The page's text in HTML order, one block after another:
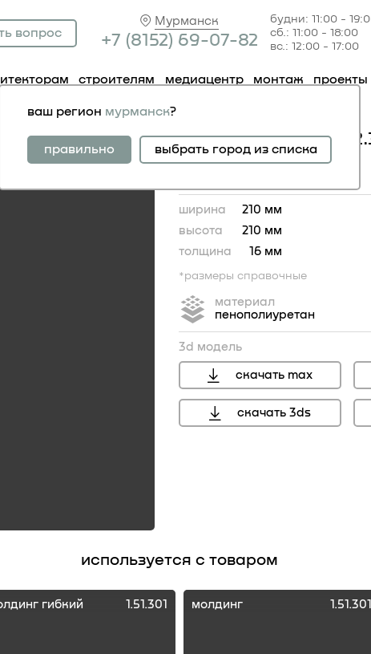
Мурманск
+7 (81 52) 69-07-82
будни: 11:00 -
сб.: 11:00 - 18:00
вс.: 12:00 - 17:00
вопрос
строителям медиацентр монтаж проекты
ваш регион мурманск?
правильно выбрать город из списка
элемент 1.52.301
угловой элемент
ширина
210 мм
высота
210 мм
толщина
16 мм
*размеры справочные
материал
пенополиуретан
3d модель
скачать max
скачать 3ds
используется с товаром
гибкий 1.51.301 молдинг 1.51.301